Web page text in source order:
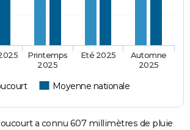
Moyenne nationale
Printemps
2025
Eté 2025
Automne
2025
a connu 607 millimètres de pluie